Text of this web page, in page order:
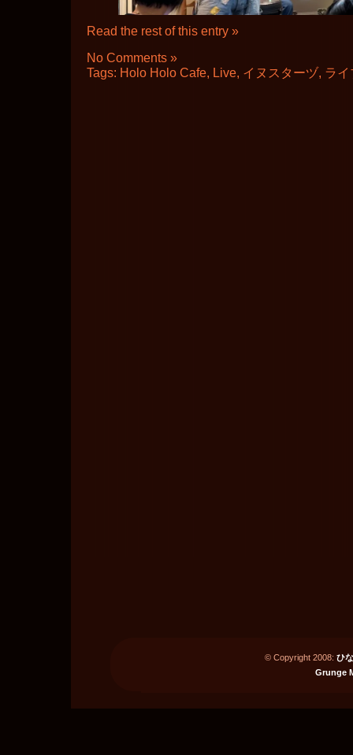
Read the rest of this entry »
No Comments »
Tags: Holo Holo Cafe, Live, イヌスターヅ, ライ
© Copyright 2008: ひ
Grunge